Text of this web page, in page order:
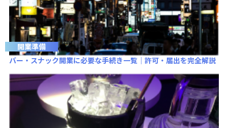
開業準備
バー・スナック開業に必要な手続き一覧｜許可・届出を完全解説